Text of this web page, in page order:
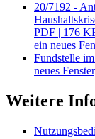
20/7192 -
PDF | 176
ein neues
Fundstelle
neues
Weitere